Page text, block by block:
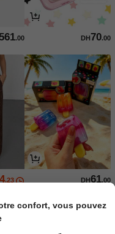
DH70.00
.00
DH61.00
.23
confort, vous pouvez